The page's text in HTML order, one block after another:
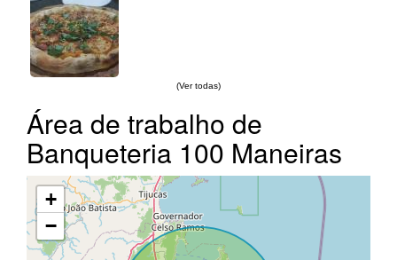
(Ver todas)
Área de trabalho de
Banqueteria 100 Maneiras
+
−